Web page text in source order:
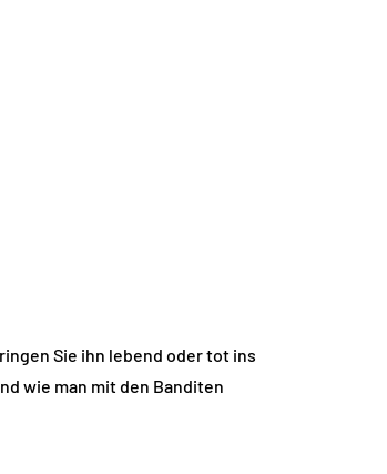
Sie ihn lebend oder tot ins
wie man mit den Banditen